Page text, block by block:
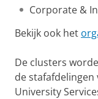
Corporate &
Bekijk ook het
De clusters
de
University